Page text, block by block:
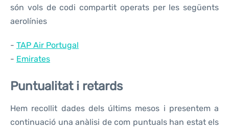
són vols de codi compartit operats per les següents
aerolínies
- TAP Air Portugal
- Emirates
Puntualitat i retards
Hem recollit dades dels últims mesos i presentem a
continuació una anàlisi de com puntuals han estat els